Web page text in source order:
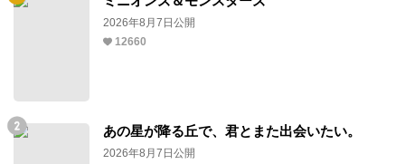
2026年8月7日公開
12660
あの星が降る丘で、君とまた出会いたい。
2026年8月7日公開